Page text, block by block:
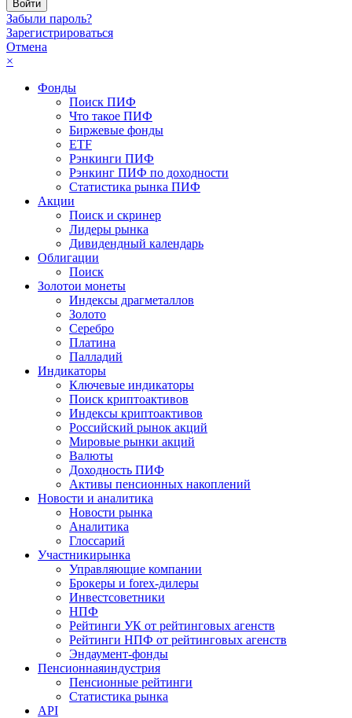
Забыли пароль?
Зарегистрироваться
Отмена
×
Фонды
Поиск ПИФ
Что такое ПИФ
Биржевые фонды
ETF
Рэнкинги ПИФ
Рэнкинг ПИФ по доходности
Статистика рынка ПИФ
Акции
Поиск и скринер
Лидеры рынка
Дивидендный календарь
Облигации
Поиск
Золотои монеты
Индексы драгметаллов
Золото
Серебро
Платина
Палладий
Индикаторы
Ключевые индикаторы
Поиск криптоактивов
Индексы криптоактивов
Российский рынок акций
Мировые рынки акций
Валюты
Доходность ПИФ
Активы пенсионных накоплений
Новости и аналитика
Новости рынка
Аналитика
Глоссарий
Участникирынка
Управляющие компании
Брокеры и forex-дилеры
Инвестсоветники
НПФ
Рейтинги УК от рейтинговых агенств
Рейтинги НПФ от рейтинговых агенств
Эндаумент-фонды
Пенсионнаяиндустрия
Пенсионные рейтинги
Статистика рынка
API